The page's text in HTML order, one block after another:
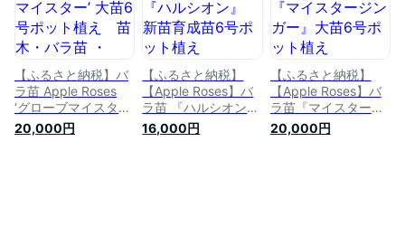
【ふるさと納税】バ
ラ苗 Apple Roses
‘グローブマイスター’
大苗6号ポット植
え 苗木・バラ苗 ・
20,000円
【ふるさと納税】
【Apple Roses】バ
ラ苗 『ハルシオン』
新苗育成苗6号ポッ
ト植え [52210947]
16,000円
【ふるさと納税】
【Apple Roses】バ
ラ苗『マイスタージ
ンガー』大苗6号ポ
ット植え[52210518]
20,000円